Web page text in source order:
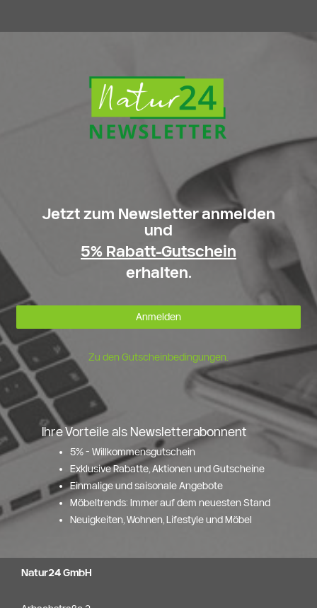
Jetzt zum Newsletter anmelden
und
5% Rabatt-Gutschein
erhalten.
Anmelden
Zu den Gutscheinbedingungen.
Ihre Vorteile als Newsletterabonnent
5% - Willkommensgutschein
Exklusive Rabatte, Aktionen und Gutscheine
Einmalige und saisonale Angebote
Möbeltrends: Immer auf dem neuesten Stand
Neuigkeiten, Wohnen, Lifestyle und Möbel
Natur24 GmbH